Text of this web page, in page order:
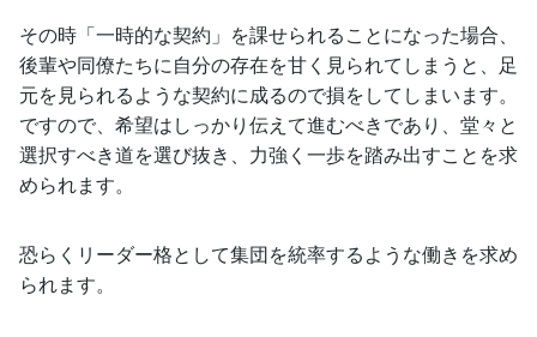
その時「一時的な契約」を課せられることになった場合、
後輩や同僚たちに自分の存在を甘く見られてしまうと、足
元を見られるような契約に成るので損をしてしまいます。
ですので、希望はしっかり伝えて進むべきであり、堂々と
選択すべき道を選び抜き、力強く一歩を踏み出すことを求
められます。
恐らくリーダー格として集団を統率するような働きを求め
られます。